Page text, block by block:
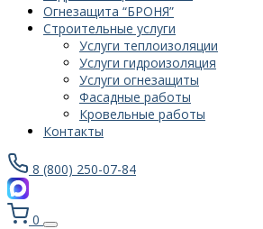
Огнезащита “БРОНЯ”
Строительные услуги
Услуги теплоизоляции
Услуги гидроизоляция
Услуги огнезащиты
Фасадные работы
Кровельные работы
Контакты
8 (800) 250-07-84
0